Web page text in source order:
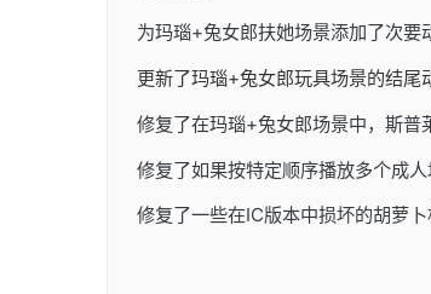
为玛瑙+兔女郎扶她场景添加了次要
更新了玛瑙+兔女郎玩具场景的结尾
修复了在玛瑙+兔女郎场景中，斯
修复了如果按特定顺序播放多个成
修复了一些在IC版本中损坏的胡萝